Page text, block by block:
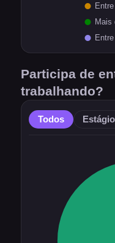
Participa de
trabalhando?
Todos Estágio